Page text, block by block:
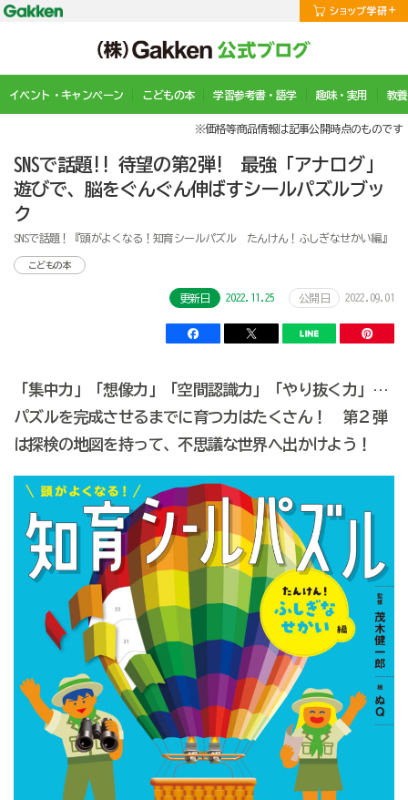
イベント・キャンペーン こどもの本 学習参考書・語学 趣味・実用 教
※価格等商品情報は記事公開時点のものです
SNSで話題!! 待望の第2弾! 最強「アナログ」
遊びで、脳をぐんぐん伸ばすシールパズルブッ
ク
SNSで話題！『頭がよくなる！知育シールパズル たんけん！ふしぎなせかい編』
こどもの本
更新日 2022.11.25 公開日 2022.09.01
「集中力」「想像力」「空間認識力」「やり抜く力」…
パズルを完成させるまでに育つ力はたくさん！ 第２弾
は探検の地図を持って、不思議な世界へ出かけよう！